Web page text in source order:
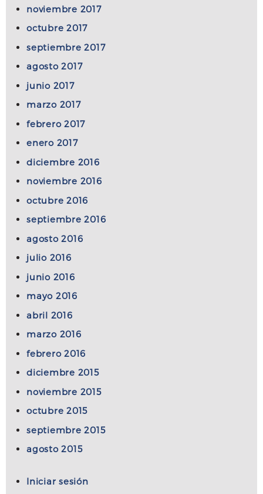
noviembre 2017
octubre 2017
septiembre 2017
agosto 2017
junio 2017
marzo 2017
febrero 2017
enero 2017
diciembre 2016
noviembre 2016
octubre 2016
septiembre 2016
agosto 2016
julio 2016
junio 2016
mayo 2016
abril 2016
marzo 2016
febrero 2016
diciembre 2015
noviembre 2015
octubre 2015
septiembre 2015
agosto 2015
Iniciar sesión